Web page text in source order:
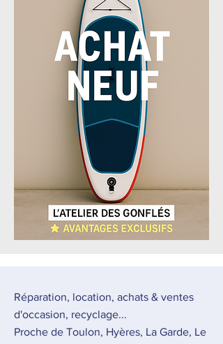
Réparation, location, achats & ventes
d'occasion, recyclage...
Proche de Toulon, Hyères, La Garde, Le